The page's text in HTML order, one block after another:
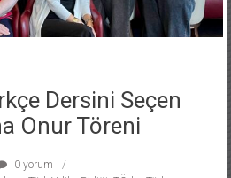
Dersini Seçen
Onur Töreni
0 yorum